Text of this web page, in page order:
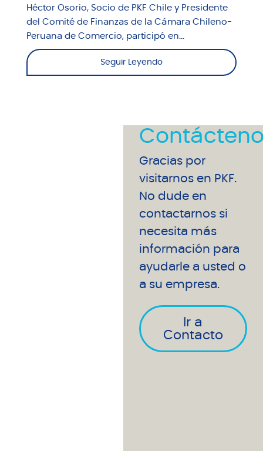
Héctor Osorio, Socio de PKF Chile y Presidente
del Comité de Finanzas de la Cámara Chileno-
Peruana de Comercio, participó en...
Seguir Leyendo
Gracias por
visitarnos en PKF.
No dude en
contactarnos si
necesita más
información para
ayudarle a usted o
a su empresa.
Ir a
Contacto